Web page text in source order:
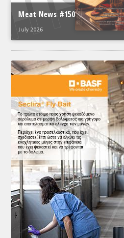
Meat News #150
July 2026